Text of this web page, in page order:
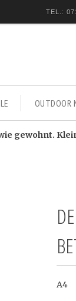
TEL.:
OUTDOOR
gewohnt.
A4